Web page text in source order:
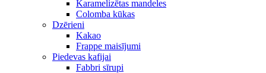
Karamelizētas mandeles
Colomba kūkas
Dzērieni
Kakao
Frappe maisījumi
Piedevas kafijai
Fabbri sīrupi